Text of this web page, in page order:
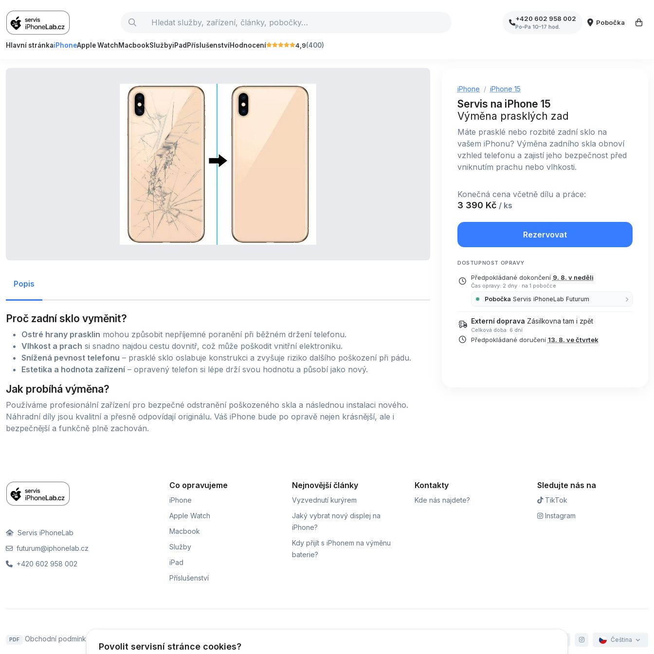
+420 602 958 002
Po–Pa 10–17 hod.
Pobočka
Hlavní stránkaiPhoneApple WatchMacbookSlužbyiPad PříslušenstvíHodnocení 4,9(400)
Popis
Proč zadní sklo vyměnit?
Ostré hrany prasklin mohou způsobit nepříjemné poranění při běžném držení telefonu.
Vlhkost a prach si snadno najdou cestu dovnitř, což může poškodit vnitřní elektroniku.
Snížená pevnost telefonu – prasklé sklo oslabuje konstrukci a zvyšuje riziko dalšího poškození při pádu.
Estetika a hodnota zařízení – opravený telefon si lépe drží svou hodnotu a působí jako nový.
Jak probíhá výměna?
Používáme profesionální zařízení pro bezpečné odstranění poškozeného skla a následnou instalaci nového.
Náhradní díly jsou kvalitní a přesně odpovídají originálu. Váš iPhone bude po opravě nejen krásnější, ale i
bezpečnější a funkčně plně zachován.
iPhone iPhone 15
Servis na iPhone 15
Výměna prasklých zad
Máte prasklé nebo rozbité zadní sklo na
vašem iPhonu? Výměna zadního skla obnoví
vzhled telefonu a zajistí jeho bezpečnost před
vniknutím prachu nebo vlhkosti.
Konečná cena včetně dílu a práce:
3 390 Kč / ks
Rezervovat
DOSTUPNOST OPRAVY
Předpokládané dokončení 9. 8. v neděli
Čas opravy: 2 dny · na 1 pobočce
Pobočka Servis iPhoneLab Futurum
Externí doprava Zásilkovna tam i zpět
Celková doba: 6 dní
Předpokládané doručení 13. 8. ve čtvrtek
Povolit servisní stránce cookies?
Servis iPhoneLab
futurum@iphonelab.cz
+420 602 958 002
Co opravujeme
iPhone
Apple Watch
Macbook
Služby
iPad
Příslušenství
Nejnovější články
Vyzvednutí kurýrem
Jaký vybrat nový displej na
iPhone?
Kdy přijít s iPhonem na výměnu
baterie?
Kontakty
Kde nás najdete?
Sledujte nás na
TikTok
Instagram
PDF Obchodní podmínky Čeština